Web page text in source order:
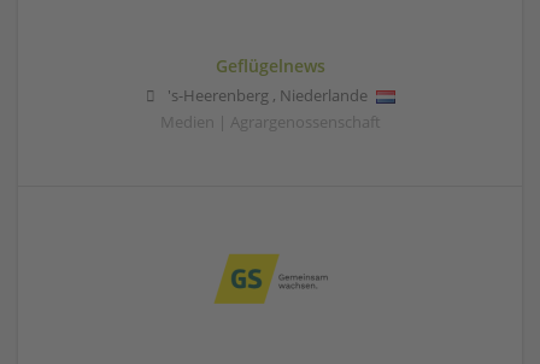
Geflügelnews
's-Heerenberg, Niederlande
Medien | Agrargenossenschaft